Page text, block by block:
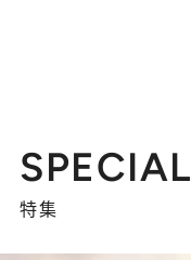
SPECIAL
特集